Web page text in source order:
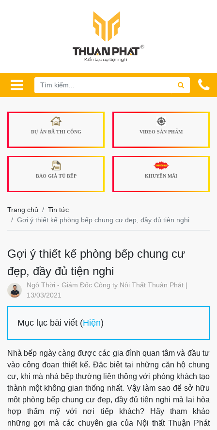
DỰ ÁN ĐÃ THI CÔNG VIDEO SẢN PHẨM
BÁO GIÁ TỦ BẾP KHUYẾN MÃI
Trang chủ
Tin tức
Gợi ý thiết kế phòng bếp chung cư đẹp, đầy đủ tiện nghi
Gợi ý thiết kế phòng bếp chung cư
đẹp, đầy đủ tiện nghi
Ngô Thời - Giám Đốc Công ty Nội Thất Thuận Phát |
13/03/2021
Mục lục bài viết (Hiện)
Nhà bếp ngày càng được các gia đình quan tâm và đầu tư
vào công đoạn thiết kế. Đặc biệt tại những căn hộ chung
cư, khi mà nhà bếp thường liên thông với phòng khách tạo
thành một không gian thống nhất. Vậy làm sao để sở hữu
một phòng bếp chung cư đẹp, đầy đủ tiện nghi mà lại hòa
hợp thẩm mỹ với nơi tiếp khách? Hãy tham khảo
những gợi mà các chuyên gia của Nội thất Thuận Phát